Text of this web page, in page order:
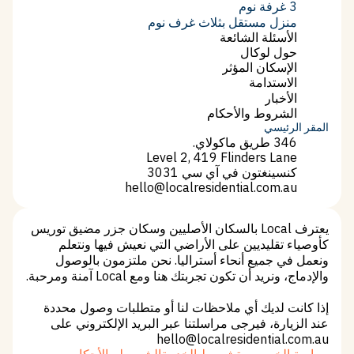
2 غرفة نوم
3 غرفة نوم
3 غرفة نوم
منزل مستقل بثلاث غرف نوم
منزل مستقل بثلاث غرف نوم
الأسئلة الشائعة
الأسئلة الشائعة
حول لوكال
حول لوكال
الإسكان المؤثر
الإسكان المؤثر
الاستدامة
الاستدامة
الأخبار
الأخبار
الشروط والأحكام
الشروط والأحكام
المقر الرئيسي
346 طريق ماكولاي.
Level 2, 419 Flinders Lane
كنسينغتون في آي سي 3031
hello@localresidential.com.au
يعترف Local بالسكان الأصليين وسكان جزر مضيق توريس
كأوصياء تقليديين على الأراضي التي نعيش فيها ونتعلم
ونعمل في جميع أنحاء أستراليا. نحن ملتزمون بالوصول
والإدماج، ونريد أن تكون تجربتك هنا ومع Local آمنة ومرحبة.
إذا كانت لديك أي ملاحظات لنا أو متطلبات وصول محددة
عند الزيارة، فيرجى مراسلتنا عبر البريد الإلكتروني على
hello@localresidential.com.au